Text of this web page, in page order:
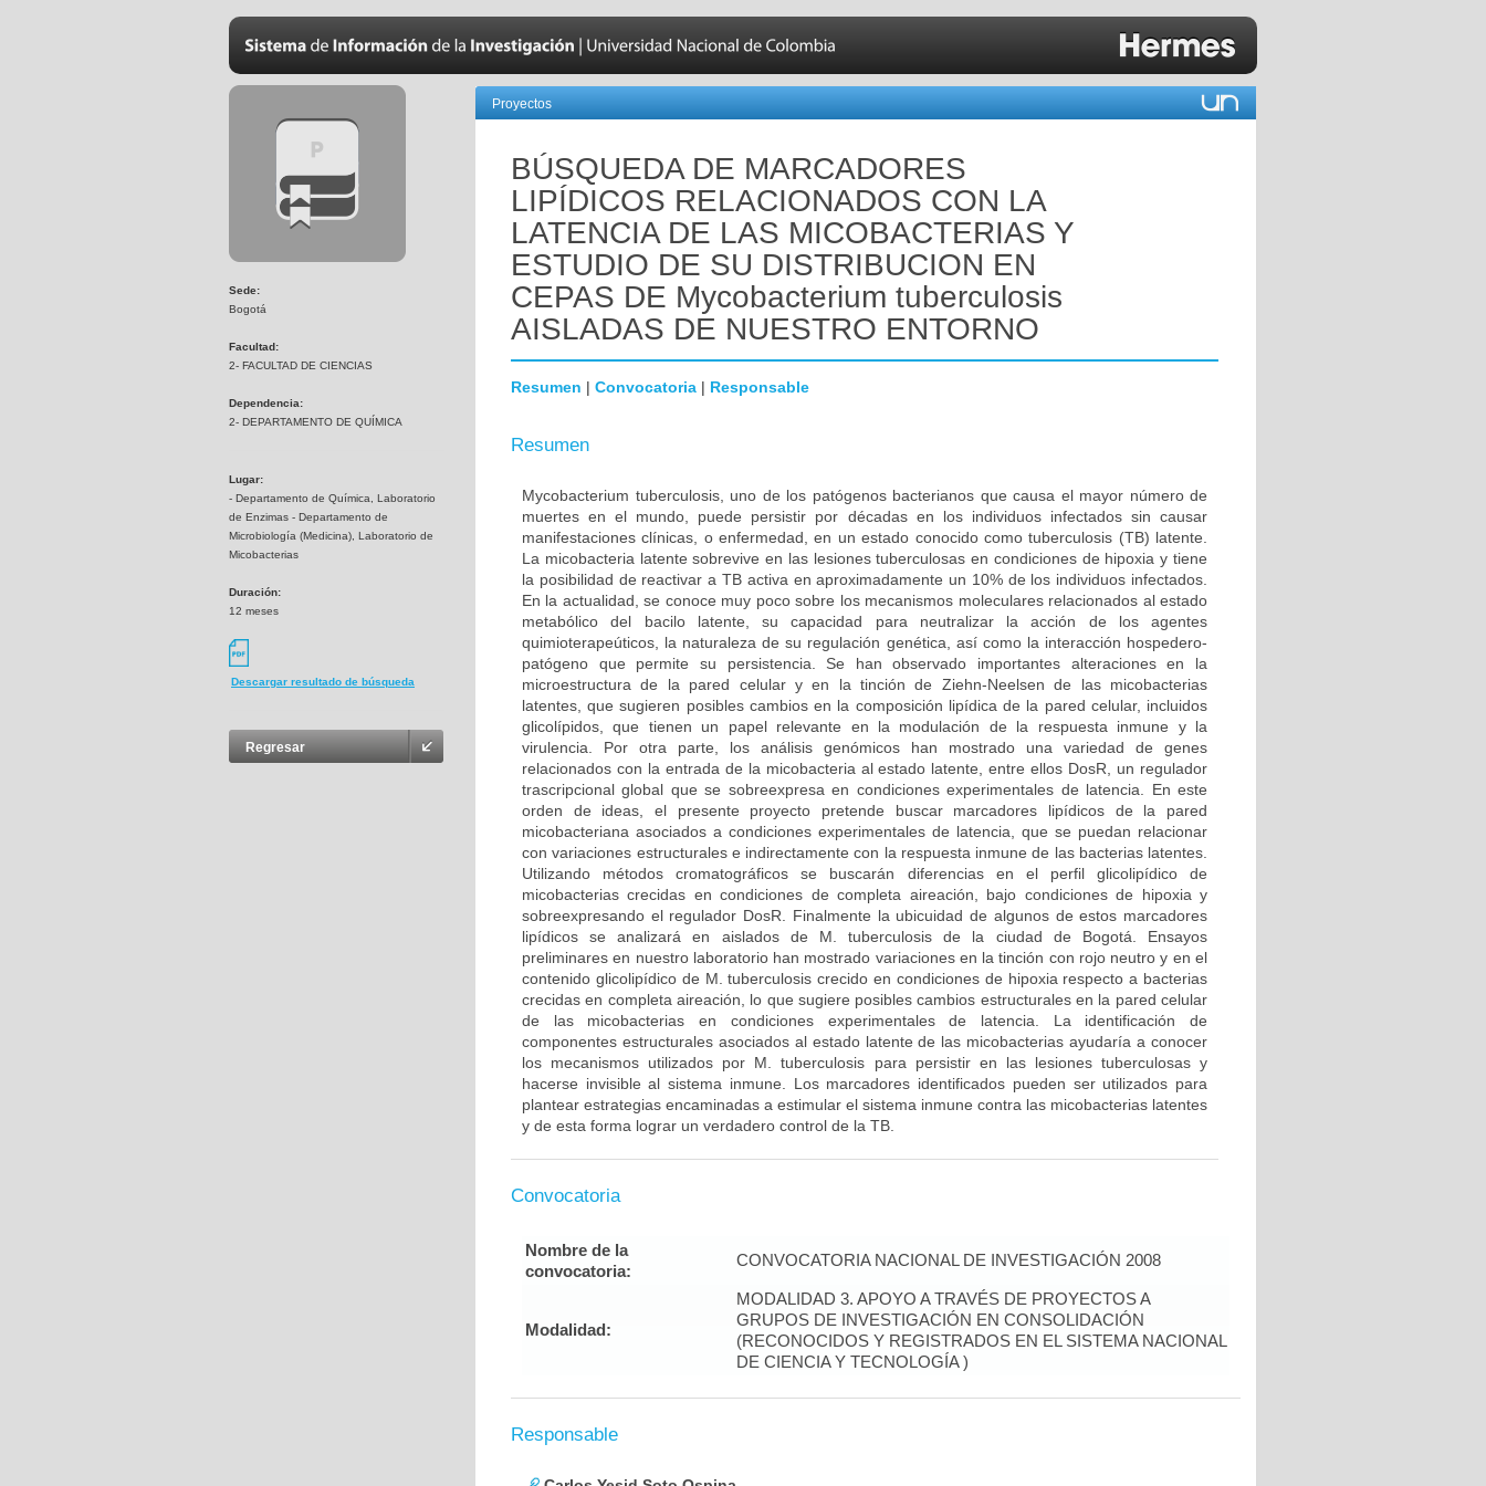
Sede:
Bogotá
Facultad:
2- FACULTAD DE CIENCIAS
Dependencia:
2- DEPARTAMENTO DE QUÍMICA
Lugar:
- Departamento de Química, Laboratorio
de Enzimas - Departamento de
Microbiología (Medicina), Laboratorio de
Micobacterias
Duración:
12 meses
Descargar resultado de búsqueda
Regresar
Proyectos
BÚSQUEDA DE MARCADORES
LIPÍDICOS RELACIONADOS CON LA
LATENCIA DE LAS MICOBACTERIAS Y
ESTUDIO DE SU DISTRIBUCION EN
CEPAS DE Mycobacterium tuberculosis
AISLADAS DE NUESTRO ENTORNO
Resumen | Convocatoria | Responsable
Resumen
Mycobacterium tuberculosis, uno de los patógenos bacterianos que causa el mayor número de
muertes en el mundo, puede persistir por décadas en los individuos infectados sin causar
manifestaciones clínicas, o enfermedad, en un estado conocido como tuberculosis (TB) latente.
La micobacteria latente sobrevive en las lesiones tuberculosas en condiciones de hipoxia y tiene
la posibilidad de reactivar a TB activa en aproximadamente un 10% de los individuos infectados.
En la actualidad, se conoce muy poco sobre los mecanismos moleculares relacionados al estado
metabólico del bacilo latente, su capacidad para neutralizar la acción de los agentes
quimioterapeúticos, la naturaleza de su regulación genética, así como la interacción hospedero-
patógeno que permite su persistencia. Se han observado importantes alteraciones en la
microestructura de la pared celular y en la tinción de Ziehn-Neelsen de las micobacterias
latentes, que sugieren posibles cambios en la composición lipídica de la pared celular, incluidos
glicolípidos, que tienen un papel relevante en la modulación de la respuesta inmune y la
virulencia. Por otra parte, los análisis genómicos han mostrado una variedad de genes
relacionados con la entrada de la micobacteria al estado latente, entre ellos DosR, un regulador
trascripcional global que se sobreexpresa en condiciones experimentales de latencia. En este
orden de ideas, el presente proyecto pretende buscar marcadores lipídicos de la pared
micobacteriana asociados a condiciones experimentales de latencia, que se puedan relacionar
con variaciones estructurales e indirectamente con la respuesta inmune de las bacterias latentes.
Utilizando métodos cromatográficos se buscarán diferencias en el perfil glicolipídico de
micobacterias crecidas en condiciones de completa aireación, bajo condiciones de hipoxia y
sobreexpresando el regulador DosR. Finalmente la ubicuidad de algunos de estos marcadores
lipídicos se analizará en aislados de M. tuberculosis de la ciudad de Bogotá. Ensayos
preliminares en nuestro laboratorio han mostrado variaciones en la tinción con rojo neutro y en el
contenido glicolipídico de M. tuberculosis crecido en condiciones de hipoxia respecto a bacterias
crecidas en completa aireación, lo que sugiere posibles cambios estructurales en la pared celular
de las micobacterias en condiciones experimentales de latencia. La identificación de
componentes estructurales asociados al estado latente de las micobacterias ayudaría a conocer
los mecanismos utilizados por M. tuberculosis para persistir en las lesiones tuberculosas y
hacerse invisible al sistema inmune. Los marcadores identificados pueden ser utilizados para
plantear estrategias encaminadas a estimular el sistema inmune contra las micobacterias latentes
y de esta forma lograr un verdadero control de la TB.
Convocatoria
Nombre de la
convocatoria:
CONVOCATORIA NACIONAL DE INVESTIGACIÓN 2008
Modalidad:
MODALIDAD 3. APOYO A TRAVÉS DE PROYECTOS A
GRUPOS DE INVESTIGACIÓN EN CONSOLIDACIÓN
(RECONOCIDOS Y REGISTRADOS EN EL SISTEMA NACIONAL
DE CIENCIA Y TECNOLOGÍA )
Responsable